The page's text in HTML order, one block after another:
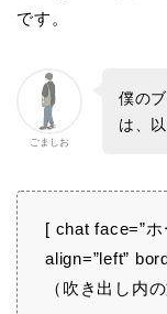
です。
ごましお
僕の
は、
[ chat face=”ホ
align=”left”
（吹き出し内